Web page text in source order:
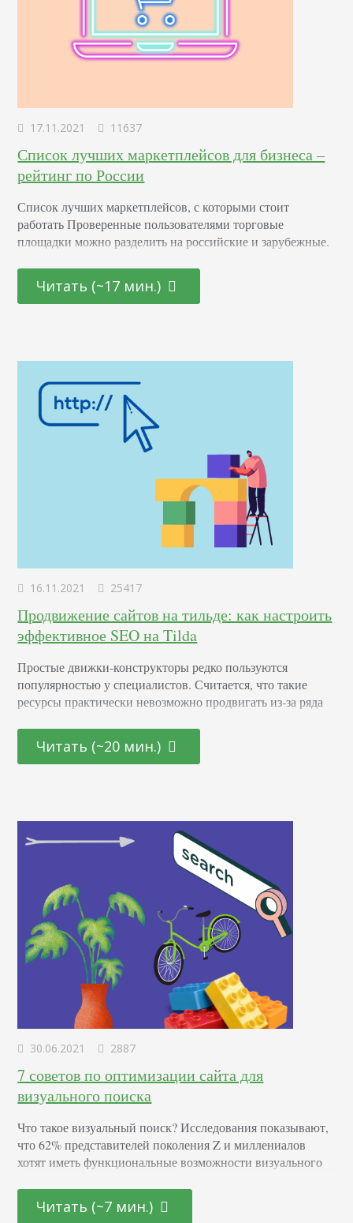
17.11.2021 11637
Список лучших маркетплейсов для бизнеса –
рейтинг по России
Список лучших маркетплейсов, с которыми стоит
работать Проверенные пользователями торговые
площадки можно разделить на российские и зарубежные.
в жизни сталкивался. А для некоторых – они
единственный удобный способ купить или продать
Читать (~17 мин.)
16.11.2021 25417
Продвижение сайтов на тильде: как настроить
эффективное SEO на Tilda
Простые движки-конструкторы редко пользуются
популярностью у специалистов. Считается, что такие
ресурсы практически невозможно продвигать из-за ряда
этой статье мы рассмотрим функционал Тильды,
благодаря которому SEO-продвижение сайтов на
навыков программирования, в том числе:…
Читать (~20 мин.)
30.06.2021 2887
7 советов по оптимизации сайта для
визуального поиска
Что такое визуальный поиск? Исследования показывают,
что 62% представителей поколения Z и миллениалов
хотят иметь функциональные возможности визуального
Google выдают изображения. При этом только около 8%
брендов добавили визуальный поиск к своим сайтам.
Читать (~7 мин.)